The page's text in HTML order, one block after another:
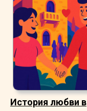
История любви в